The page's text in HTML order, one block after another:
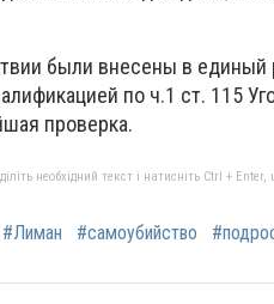
были внесены в единый
по ч.1 ст. 115
проверка.
необхідний текст і натисніть Ctrl +
#Лиман #самоубийство